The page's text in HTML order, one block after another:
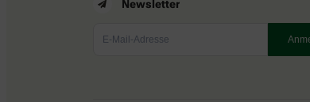
Newsletter